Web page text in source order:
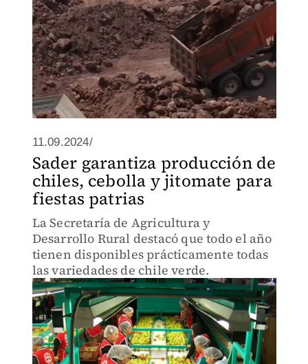
11.09.2024/
Sader garantiza producción de
chiles, cebolla y jitomate para
fiestas patrias
La Secretaría de Agricultura y
Desarrollo Rural destacó que todo el año
tienen disponibles prácticamente todas
las variedades de chile verde.